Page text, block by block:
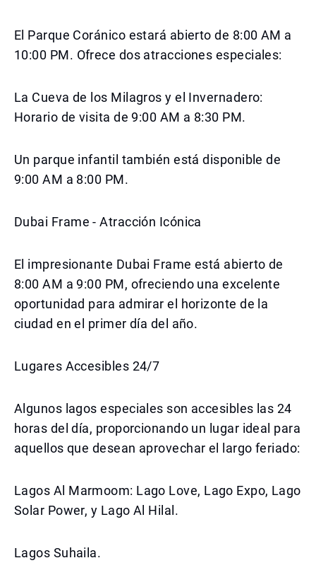
El Parque Coránico estará abierto de 8:00 AM a
10:00 PM. Ofrece dos atracciones especiales:
La Cueva de los Milagros y el Invernadero:
Horario de visita de 9:00 AM a 8:30 PM.
Un parque infantil también está disponible de
9:00 AM a 8:00 PM.
Dubai Frame - Atracción Icónica
El impresionante Dubai Frame está abierto de
8:00 AM a 9:00 PM, ofreciendo una excelente
oportunidad para admirar el horizonte de la
ciudad en el primer día del año.
Lugares Accesibles 24/7
Algunos lagos especiales son accesibles las 24
horas del día, proporcionando un lugar ideal para
aquellos que desean aprovechar el largo feriado:
Lagos Al Marmoom: Lago Love, Lago Expo, Lago
Solar Power, y Lago Al Hilal.
Lagos Suhaila.